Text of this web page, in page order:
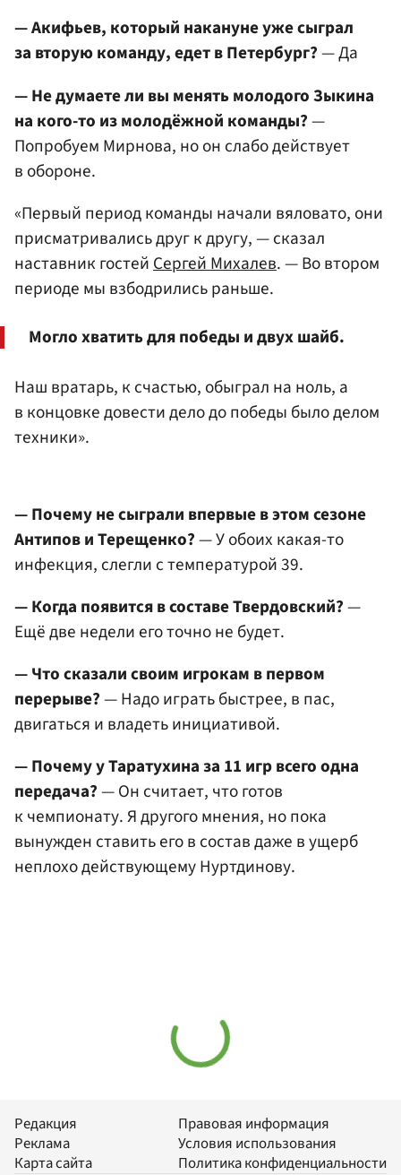
— Акифьев, который накануне уже сыграл
за вторую команду, едет в Петербург?— Да
— Не думаете ли вы менять молодого Зыкина
на кого-то из молодёжной команды?—
Попробуем Мирнова, но он слабо действует
в обороне.
«Первый период команды начали вяловато, они
присматривались друг к другу, — сказал
наставник гостейСергей Михалев. — Во втором
периоде мы взбодрились раньше.
Могло хватить для победы и двух шайб.
Наш вратарь, к счастью, обыграл на ноль, а
в концовке довести дело до победы было делом
техники».
— Почему не сыграли впервые в этом сезоне
Антипов и Терещенко?— У обоих какая-то
инфекция, слегли с температурой 39.
— Когда появится в составе Твердовский?—
Ещё две недели его точно не будет.
— Что сказали своим игрокам в первом
перерыве?— Надо играть быстрее, в пас,
двигаться и владеть инициативой.
— Почему у Таратухина за 11 игр всего одна
передача?— Он считает, что готов
к чемпионату. Я другого мнения, но пока
вынужден ставить его в состав даже в ущерб
неплохо действующему Нуртдинову.
Редакция
Реклама
Карта сайта
Правовая информация
Условия использования
Политика конфиденциальности